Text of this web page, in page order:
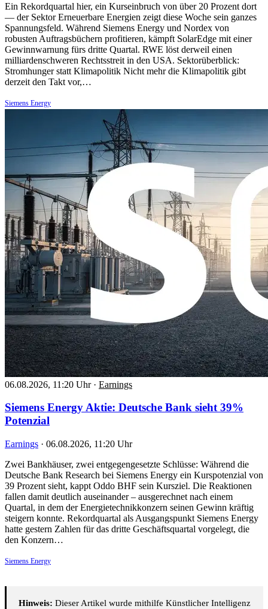
Ein Rekordquartal hier, ein Kurseinbruch von über 20 Prozent dort
— der Sektor Erneuerbare Energien zeigt diese Woche sein ganzes
Spannungsfeld. Während Siemens Energy und Nordex von
robusten Auftragsbüchern profitieren, kämpft SolarEdge mit einer
Gewinnwarnung fürs dritte Quartal. RWE löst derweil einen
milliardenschweren Rechtsstreit in den USA. Sektorüberblick:
Stromhunger statt Klimapolitik Nicht mehr die Klimapolitik gibt
derzeit den Takt vor,…
Siemens Energy
06.08.2026, 11:20 Uhr · Earnings
Siemens Energy Aktie: Deutsche Bank sieht 39%
Potenzial
Earnings · 06.08.2026, 11:20 Uhr
Zwei Bankhäuser, zwei entgegengesetzte Schlüsse: Während die
Deutsche Bank Research bei Siemens Energy ein Kurspotenzial von
39 Prozent sieht, kappt Oddo BHF sein Kursziel. Die Reaktionen
fallen damit deutlich auseinander – ausgerechnet nach einem
Quartal, in dem der Energietechnikkonzern seinen Gewinn kräftig
steigern konnte. Rekordquartal als Ausgangspunkt Siemens Energy
hatte gestern Zahlen für das dritte Geschäftsquartal vorgelegt, die
den Konzern…
Siemens Energy
Hinweis: Dieser Artikel wurde mithilfe Künstlicher Intelligenz